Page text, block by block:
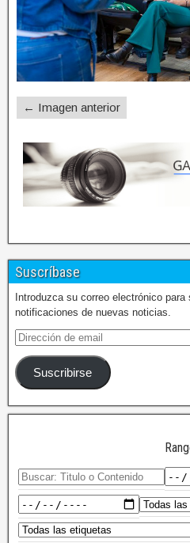
← Imagen anterior
Suscríbase
Introduzca su correo electrónico
notificaciones de nuevas noticias.
Suscribirse